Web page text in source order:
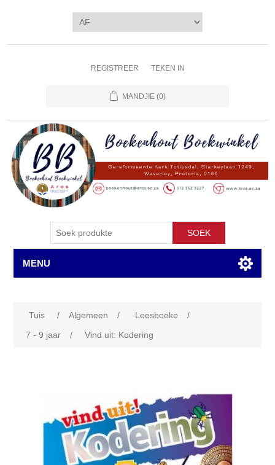
REGISTREER TEKEN IN
MANDJIE (0)
SOEK
MENU
Tuis / Algemeen / Leesboeke
/
7 - 9 jaar
/ Vind uit: Kodering